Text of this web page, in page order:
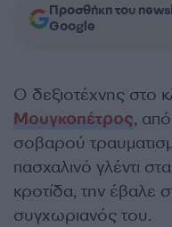
Προσθήκη του
Google
Ο δεξιοτέχνης στο
Μουγκοπέτρος,
σοβαρού
πασχαλινό γλέντι
κροτίδα, την έβαλε
συγχωριανός του.